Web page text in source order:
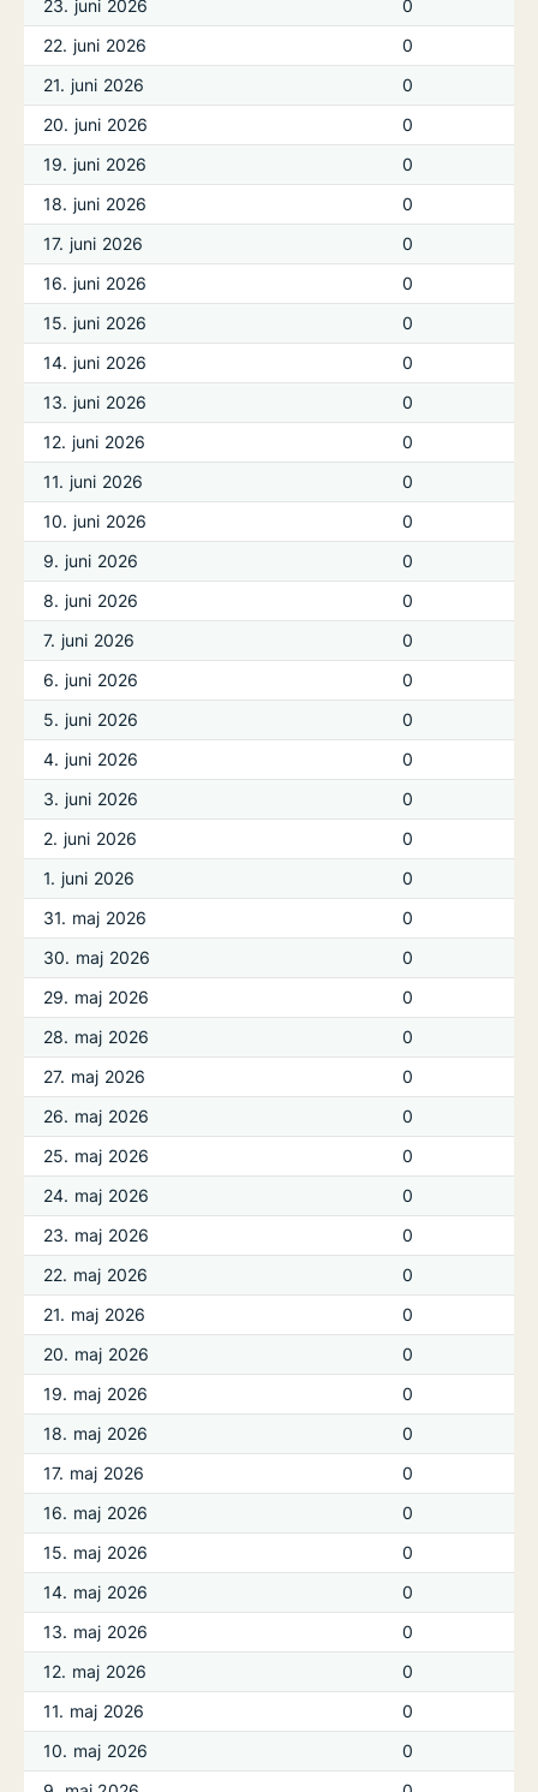
23. juni 2026
0
22. juni 2026
0
21. juni 2026
0
20. juni 2026
0
19. juni 2026
0
18. juni 2026
0
17. juni 2026
0
16. juni 2026
0
15. juni 2026
0
14. juni 2026
0
13. juni 2026
0
12. juni 2026
0
11. juni 2026
0
10. juni 2026
0
9. juni 2026
0
8. juni 2026
0
7. juni 2026
0
6. juni 2026
0
5. juni 2026
0
4. juni 2026
0
3. juni 2026
0
2. juni 2026
0
1. juni 2026
0
31. maj 2026
0
30. maj 2026
0
29. maj 2026
0
28. maj 2026
0
27. maj 2026
0
26. maj 2026
0
25. maj 2026
0
24. maj 2026
0
23. maj 2026
0
22. maj 2026
0
21. maj 2026
0
20. maj 2026
0
19. maj 2026
0
18. maj 2026
0
17. maj 2026
0
16. maj 2026
0
15. maj 2026
0
14. maj 2026
0
13. maj 2026
0
12. maj 2026
0
11. maj 2026
0
10. maj 2026
0